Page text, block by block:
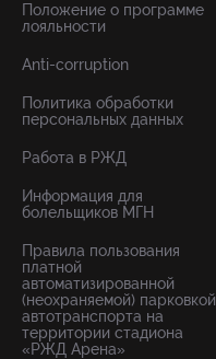
Положение о программе
лояльности
Anti-corruption
Политика обработки
персональных данных
Работа в РЖД
Информация для
болельщиков МГН
Правила пользования
платной
автоматизированной
(неохраняемой) парковкой
автотранспорта на
территории стадиона
«РЖД Арена»